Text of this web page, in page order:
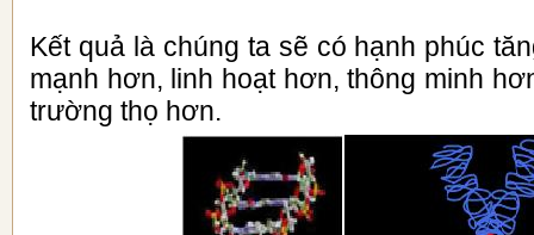
Kết quả là chúng ta sẽ có hạnh phúc
mạnh hơn, linh hoạt hơn, thông minh
trường thọ hơn.